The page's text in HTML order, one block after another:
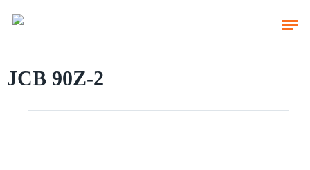
JCB 90Z-2